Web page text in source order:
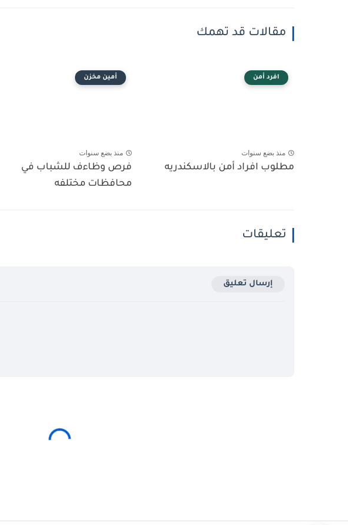
مقالات قد تهمك
افرد أمن
منذ بضع سنوات
مطلوب افراد أمن بالاسكندريه
أمين مخزن
منذ بضع سنوات
فرص وظاءف للشباب في
محافظات مختلفه
تعليقات
إرسال تعليق